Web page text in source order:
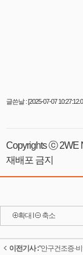
글쓴날 : [2025-07-07
Copyrights ⓒ 2WE
재배포 금지
확대 축소
이전기사 :"안구건조증·